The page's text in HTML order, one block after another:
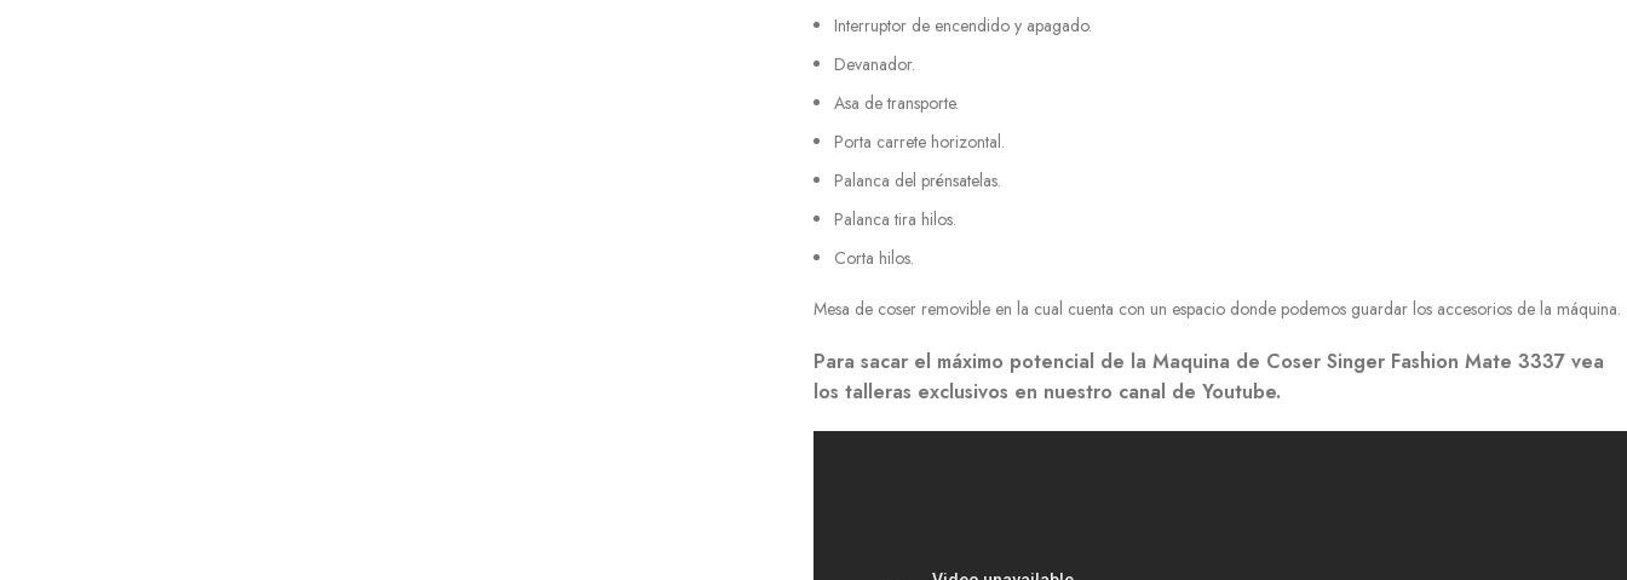
Interruptor de encendido y apagado.
Devanador.
Asa de transporte.
Porta carrete horizontal.
Palanca del prénsatelas.
Palanca tira hilos.
Corta hilos.
Mesa de coser removible en la cual cuenta con un espacio donde podemos guardar los accesorios de la máquina.
Para sacar el máximo potencial de la Maquina de Coser Singer Fashion Mate 3337 vea
los talleras exclusivos en nuestro canal de Youtube.